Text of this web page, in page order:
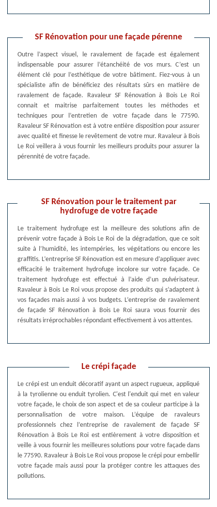
SF Rénovation pour une façade pérenne
Outre l’aspect visuel, le ravalement de façade est également
indispensable pour assurer l’étanchéité de vos murs. C’est un
élément clé pour l’esthétique de votre bâtiment. Fiez-vous à un
spécialiste afin de bénéficiez des résultats sûrs en matière de
ravalement de façade. Ravaleur SF Rénovation à Bois Le Roi
connait et maitrise parfaitement toutes les méthodes et
techniques pour l’entretien de votre façade dans le 77590.
Ravaleur SF Rénovation est à votre entière disposition pour assurer
avec qualité et finesse le revêtement de votre mur. Ravaleur à Bois
Le Roi veillera à vous fournir les meilleurs produits pour assurer la
pérennité de votre façade.
SF Rénovation pour le traitement par
hydrofuge de votre façade
Le traitement hydrofuge est la meilleure des solutions afin de
prévenir votre façade à Bois Le Roi de la dégradation, que ce soit
suite à l’humidité, les intempéries, les végétations ou encore les
graffitis. L’entreprise SF Rénovation est en mesure d’appliquer avec
efficacité le traitement hydrofuge incolore sur votre façade. Ce
traitement hydrofuge est effectué à l’aide d’un pulvérisateur.
Ravaleur à Bois Le Roi vous propose des produits qui s’adaptent à
vos façades mais aussi à vos budgets. L’entreprise de ravalement
de façade SF Rénovation à Bois Le Roi saura vous fournir des
résultats irréprochables répondant effectivement à vos attentes.
Le crépi façade
Le crépi est un enduit décoratif ayant un aspect rugueux, appliqué
à la tyrolienne ou enduit tyrolien. C'est l'enduit qui met en valeur
votre façade, le choix de son aspect et de sa couleur participe à la
personnalisation de votre maison. L’équipe de ravaleurs
professionnels chez l’entreprise de ravalement de façade SF
Rénovation à Bois Le Roi est entièrement à votre disposition et
veille à vous fournir les meilleures solutions pour votre façade dans
le 77590. Ravaleur à Bois Le Roi vous propose le crépi pour embellir
votre façade mais aussi pour la protéger contre les attaques des
pollutions.